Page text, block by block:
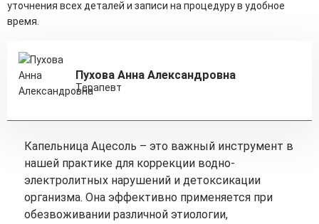
уточнения всех деталей и записи на процедуру в удобное
время.
Пухова Анна Александровна
Терапевт
Капельница Ацесоль – это важный инструмент в
нашей практике для коррекции водно-
электролитных нарушений и детоксикации
организма. Она эффективно применяется при
обезвоживании различной этиологии,